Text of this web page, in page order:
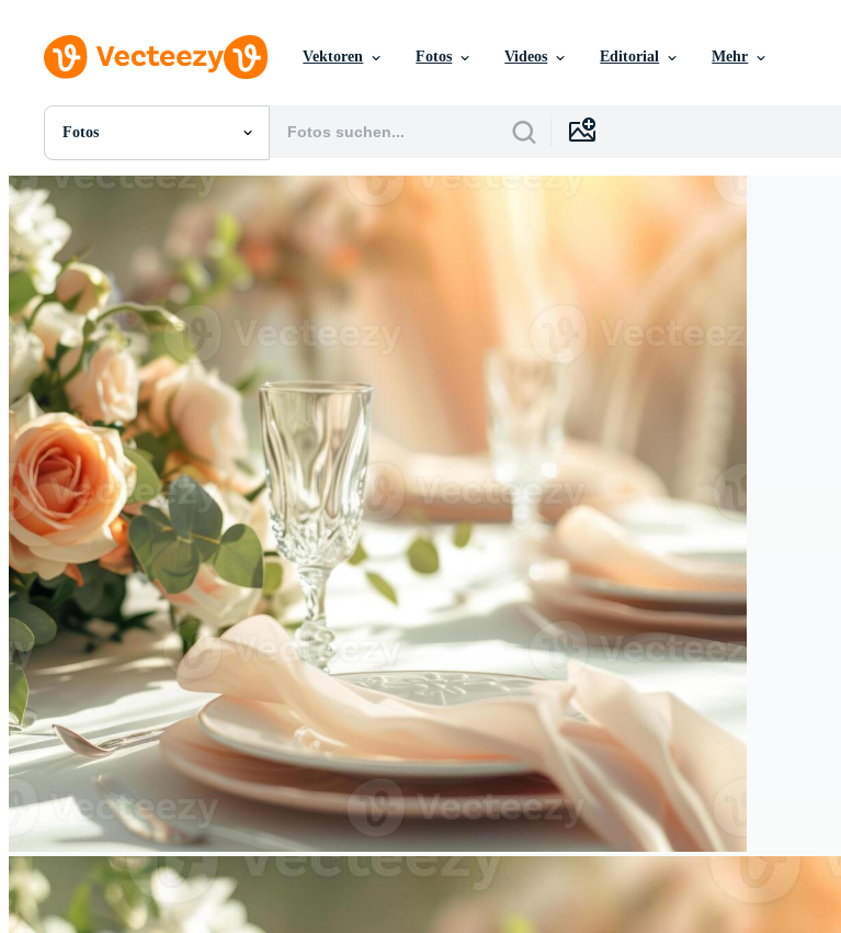
Vektoren Fotos Videos Editorial Mehr
Fotos
Alle Bilder
Fotos
Vorlagen
Vektoren
Videos
Motion Graphics
Redaktionelle Bilder
Redaktionelle Ereignisse